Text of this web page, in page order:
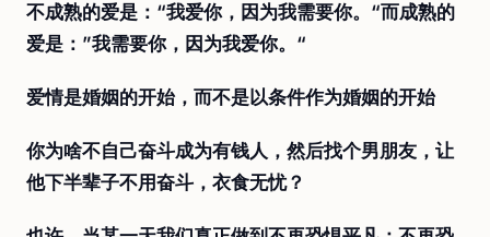
不成熟的爱是：“我爱你，因为我需要你。“而成熟的
爱是：”我需要你，因为我爱你。“
爱情是婚姻的开始，而不是以条件作为婚姻的开始
你为啥不自己奋斗成为有钱人，然后找个男朋友，让
他下半辈子不用奋斗，衣食无忧？